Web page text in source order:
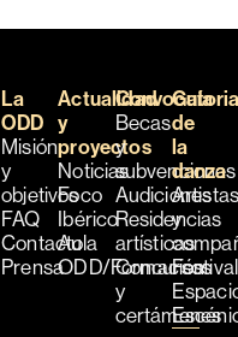
La
ODD
Misión
y
objetivos
FAQ
Contacto
Prensa
Actualidad
y
proyectos
Noticias
Foco
Ibérico
Aula
ODD/Formación
Becas
y
subvenciones
Audiciones
Residencias
artísticas
Concursos
y
certámenes
Guía
de
la
danza
y